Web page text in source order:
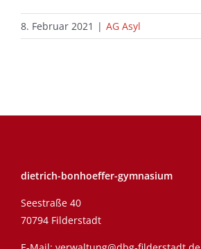
8. Februar 2021 | AG Asyl
dietrich-bonhoeffer-gymnasium
Seestraße 40
70794 Filderstadt